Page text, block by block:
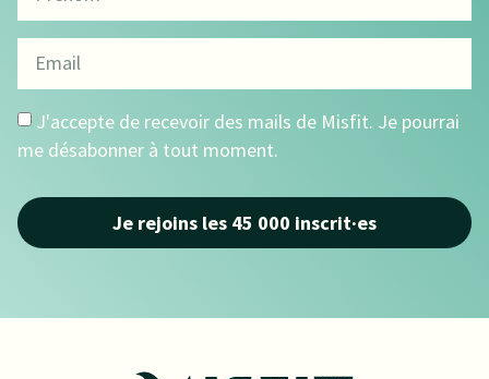
J'accepte de recevoir des mails de Misfit. Je pourrai
me désabonner à tout moment.
Je rejoins les 45 000 inscrit·es